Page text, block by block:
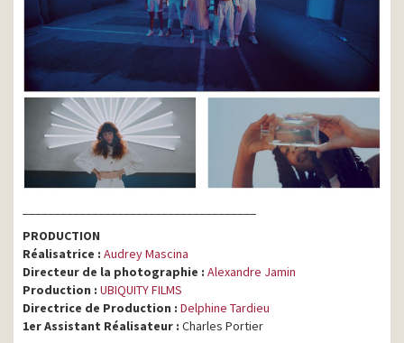
PRODUCTION
Réalisatrice : Audrey Mascina
Directeur de la photographie : Alexandre Jamin
Production : UBIQUITY FILMS
Directrice de Production : Delphine Tardieu
1er Assistant Réalisateur : Charles Portier